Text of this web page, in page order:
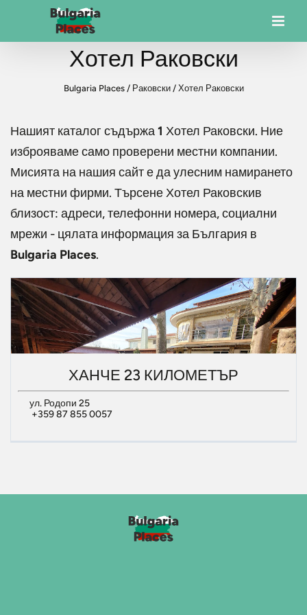
Хотел Раковски
Bulgaria Places/ Раковски/ Хотел Раковски
Нашият каталог съдържа1 Хотел Раковски. Ние
изброяваме само проверени местни компании.
Мисията на нашия сайт е да улесним намирането
на местни фирми. ТърсенеХотел Раковскив
близост: адреси, телефонни номера, социални
мрежи - цялата информация за България в
Bulgaria Places.
ХАНЧЕ 23 КИЛОМЕТЪР
ул. Родопи 25
+359 87 855 0057